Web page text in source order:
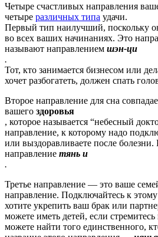
Четыре счастливых направления
четыре различных типа удачи.
Первый тип наилучший, поскольку
во всех ваших начинаниях. Это
называют направлением шэн-ци
.
Тот, кто занимается бизнесом или
хочет разбогатеть, должен спать
Второе направление для сна
вашего здоровья
, которое называется “небесный
направление, к которому надо
или выздоравливаете после
направление тянь и
.
Третье направление — это ваше
направление. Подключайтесь к
хотите укрепить ваш брак или
можете иметь детей, если
можете найти того единственного,